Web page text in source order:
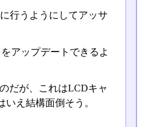
行うようにしてアッサ
アップデートできるよ
だが、これはLCDキャ
え結構面倒そう。